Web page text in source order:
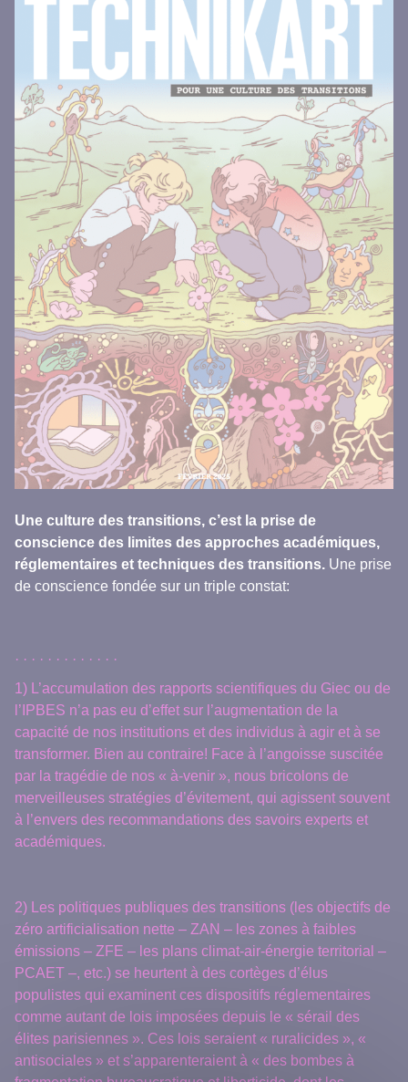
Une culture des transitions, c’est la prise de
conscience des limites des approches académiques,
réglementaires et techniques des transitions. Une prise
de conscience fondée sur un triple constat:
1) L’accumulation des rapports scientifiques du Giec ou de
l’IPBES n’a pas eu d’effet sur l’augmentation de la
capacité de nos institutions et des individus à agir et à se
transformer. Bien au contraire! Face à l’angoisse suscitée
par la tragédie de nos « à-venir », nous bricolons de
merveilleuses stratégies d’évitement, qui agissent souvent
à l’envers des recommandations des savoirs experts et
académiques.
2) Les politiques publiques des transitions (les objectifs de
zéro artificialisation nette – ZAN – les zones à faibles
émissions – ZFE – les plans climat-air-énergie territorial –
PCAET –, etc.) se heurtent à des cortèges d’élus
populistes qui examinent ces dispositifs réglementaires
comme autant de lois imposées depuis le « sérail des
élites parisiennes ». Ces lois seraient « ruralicides », «
antisociales » et s’apparenteraient à « des bombes à